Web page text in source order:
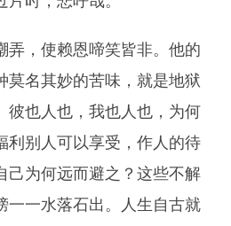
弄，使赖恩啼笑皆非。他的
莫名其妙的苦味，就是地狱
彼也人也，我也人也，为何
利别人可以享受，作人的待
己为何远而避之？这些不解
一一水落石出。人生自古就